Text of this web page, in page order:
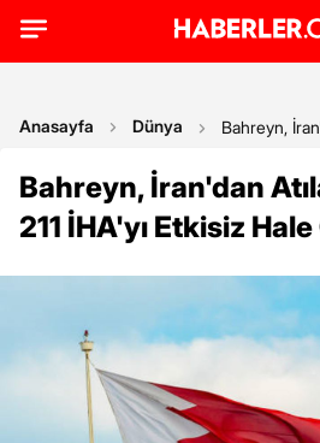
Anasayfa Dünya Bahreyn,
Bahreyn, İran'dan
211 İHA'yı Etkisiz